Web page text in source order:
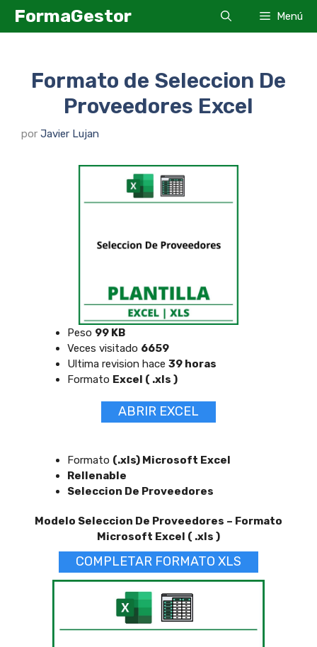
SaltarFormaGestor Menú
Formato de Seleccion De
Proveedores Excel
por Javier Lujan
Peso 99 KB
Veces visitado 6659
Ultima revision hace 39 horas
Formato Excel ( .xls )
ABRIR EXCEL
Formato (.xls) Microsoft Excel
Rellenable
Seleccion De Proveedores
Modelo Seleccion De Proveedores – Formato
Microsoft Excel ( .xls )
COMPLETAR FORMATO XLS